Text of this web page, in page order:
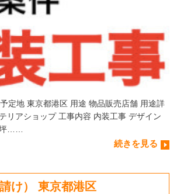
定地 東京都港区 用途 物品販売店舗 用途詳
リアショップ 工事内容 内装工事 デザイン
坪……
続きを見る
け） 東京都港区